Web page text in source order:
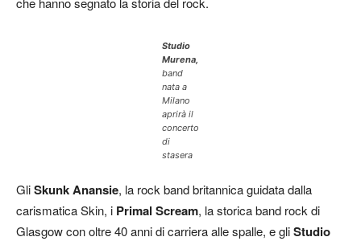
Studio
Murena,
band
nata a
Milano
aprirà il
concerto
di
stasera
GliSkunk Anansie, la rock band britannica guidata dalla
carismatica Skin, i Primal Scream, la storica band rock di
Glasgow con oltre 40 anni di carriera alle spalle, e gliStudio